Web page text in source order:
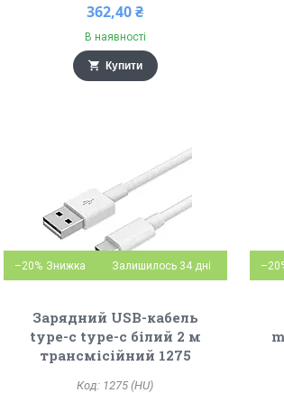
362,40 ₴
В наявності
Купити
–20% Залишилось 34 дні
Зарядний USB-кабель
type-c type-c білий 2 м
трансмісійний 1275
1275 (HU)